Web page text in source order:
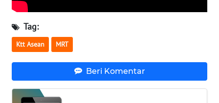
Tag:
Ktt Asean MRT
Beri Komentar
WN
WN
WN
SULBAR